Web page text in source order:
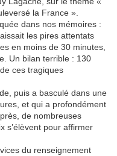
la France ».
dans nos mémoires :
les pires attentats
en moins de 30 minutes,
Un bilan terrible : 130
ces tragiques
puis a basculé dans une
et qui a profondément
de nombreuses
s’élèvent pour affirmer
du renseignement